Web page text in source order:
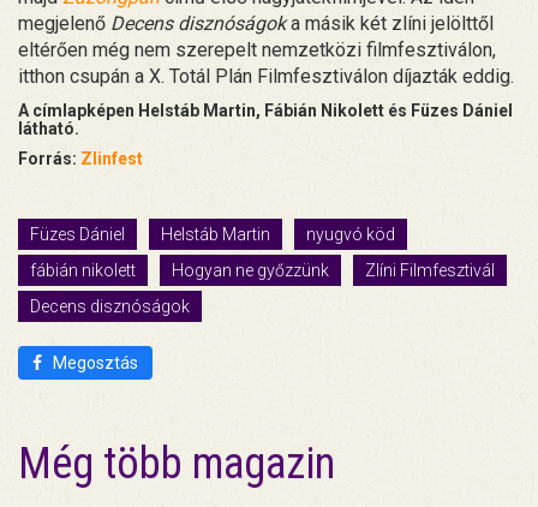
megjelenő Decens disznóságoka másik két zlíni jelölttől
eltérően még nem szerepelt nemzetközi filmfesztiválon,
itthon csupán a X. Totál Plán Filmfesztiválon díjazták eddig.
A címlapképen Helstáb Martin, Fábián Nikolett és Füzes Dániel
látható.
Forrás: Zlinfest
Füzes Dániel Helstáb Martin
nyugvó köd
fábián nikolett
Hogyan ne győzzünk
Zlíni Filmfesztivál
Decens disznóságok
Megosztás
Még több magazin